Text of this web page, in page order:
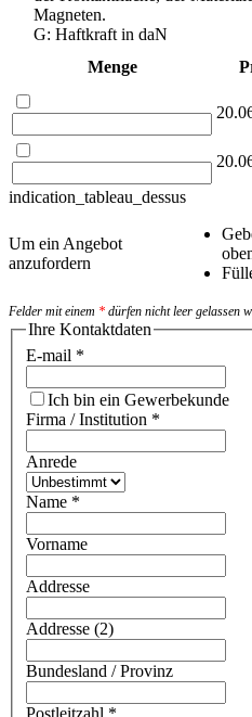
Magneten.
G: Haftkraft in daN
Menge
indication_tableau_dessus
Um ein Angebot
anzufordern
Felder mit einem * dürfen nicht leer gelassen
Ihre Kontaktdaten
E-mail *
Ich bin ein Gewerbekunde
Firma / Institution *
Anrede
Name *
Vorname
Addresse
Addresse (2)
Bundesland / Provinz
Postleitzahl *